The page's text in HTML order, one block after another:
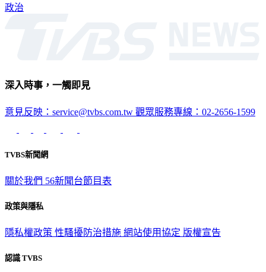
政治
深入時事，一觸即見
意見反映：service@tvbs.com.tw 觀眾服務專線：02-2656-1599
TVBS新聞網
關於我們 56新聞台節目表
政策與隱私
隱私權政策 性騷擾防治措施 網站使用協定 版權宣告
認識 TVBS